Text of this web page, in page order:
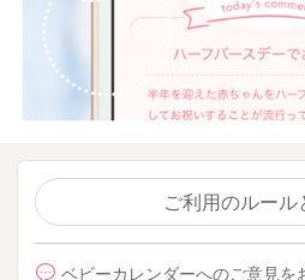
ご利用のルール
ベビーカレンダーへのご意見を